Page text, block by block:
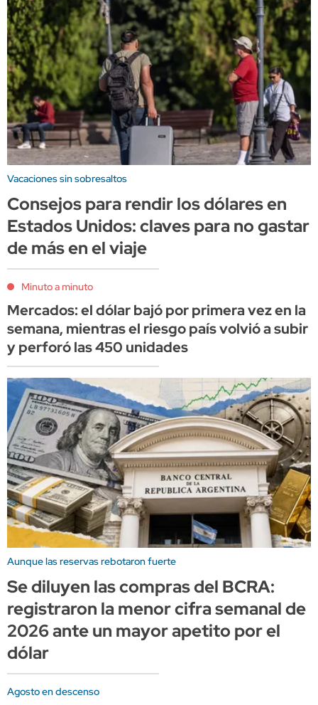
Vacaciones sin sobresaltos
Consejos para rendir los dólares en
Estados Unidos: claves para no gastar
de más en el viaje
Minuto a minuto
Mercados: el dólar bajó por primera vez en la
semana, mientras el riesgo país volvió a subir
y perforó las 450 unidades
Aunque las reservas rebotaron fuerte
Se diluyen las compras del BCRA:
registraron la menor cifra semanal de
2026 ante un mayor apetito por el
dólar
Agosto en descenso